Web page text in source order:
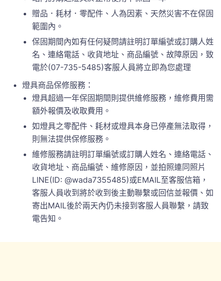
贈品．耗材．零配件、人為因素、天然災害不在保固
範圍內。
保固期間內如有任何疑問請註明訂單編號或訂購人姓
名、連絡電話、收貨地址、商品編號、故障原因，致
電於(07-735-5485)客服人員將立即為您處理
燈具商品保修服務：
燈具超過一年保固期間則提供維修服務，維修費用需
額外報價及收取費用。
如燈具之零配件、耗材或燈具本身已停產無法取得，
則無法提供保修服務。
維修服務請註明訂單編號或訂購人姓名、連絡電話、
收貨地址、商品編號、維修原因，並拍照連同照片
LINE(ID: @wada7355485)或EMAIL至客服信箱，
客服人員收到將於收到後主動聯繫或回信並報價、如
寄出MAIL後於兩天內仍未接到客服人員聯繫，請致
電告知。